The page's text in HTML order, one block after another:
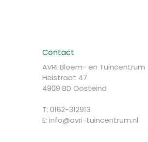
Contact
AVRI Bloem- en Tuincentrum
Heistraat 47
4909 BD Oosteind
T: 0162-312913
E: info@avri-tuincentrum.nl